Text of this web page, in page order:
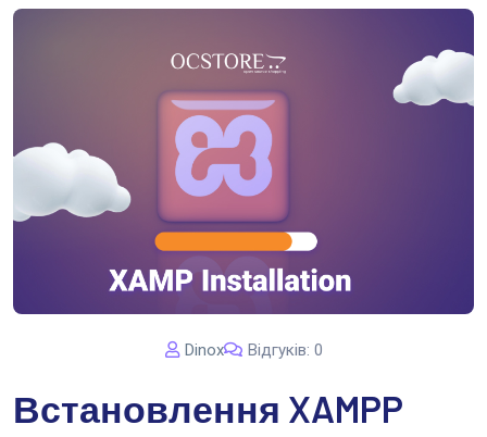
Dinox Відгуків: 0
Встановлення XAMPP